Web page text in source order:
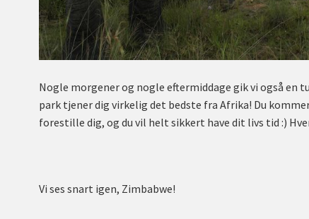
Nogle morgener og nogle eftermiddage gik vi også en
park tjener dig virkelig det bedste fra Afrika! Du
forestille dig, og du vil helt sikkert have dit livs tid :)
Vi ses snart igen, Zimbabwe!